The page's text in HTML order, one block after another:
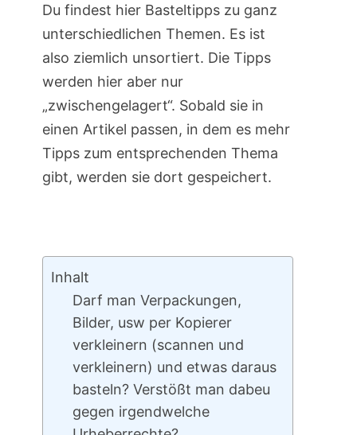
Du findest hier Basteltipps zu ganz
unterschiedlichen Themen. Es ist
also ziemlich unsortiert. Die Tipps
werden hier aber nur
„zwischengelagert“. Sobald sie in
einen Artikel passen, in dem es mehr
Tipps zum entsprechenden Thema
gibt, werden sie dort gespeichert.
Inhalt
Darf man Verpackungen,
Bilder, usw per Kopierer
verkleinern (scannen und
verkleinern) und etwas daraus
basteln? Verstößt man dabeu
gegen irgendwelche